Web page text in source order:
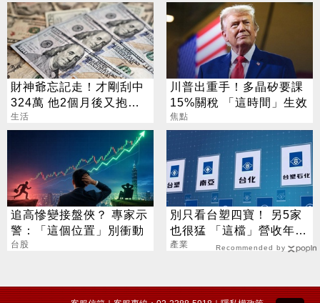
財神爺忘記走！才剛刮中
324萬 他2個月後又抱回
3243萬
生活
川普出重手！多晶矽要課
15%關稅 「這時間」生效
焦點
追高慘變接盤俠？ 專家示
警：「這個位置」別衝動
台股
別只看台塑四寶！ 另5家
也很猛 「這檔」營收年增
衝7倍
產業 Recommended by